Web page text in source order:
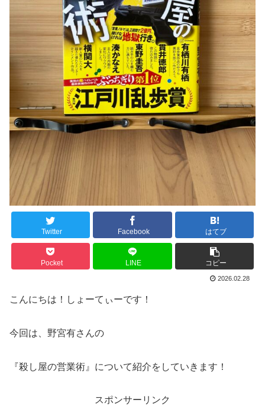
Twitter Facebook はてブ
Pocket LINE コピー
2026.02.28
こんにちは！しょーてぃーです！
今回は、野宮有さんの
『殺し屋の営業術』について紹介をしていきます！
スポンサーリンク